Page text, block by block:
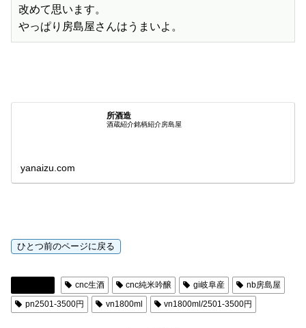
改めて思います。
やっぱり房島屋さんはうまいよ。
所酒造
酒蔵紹介銘柄紹介房島屋
yanaizu.com
cnc生酒 cnc純米吟醸 gi岐阜産
nb房島屋
pn2501-3500円
vn1800ml vn1800ml/2501-3500円